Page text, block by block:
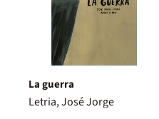
La guerra
Letria, José Jorge